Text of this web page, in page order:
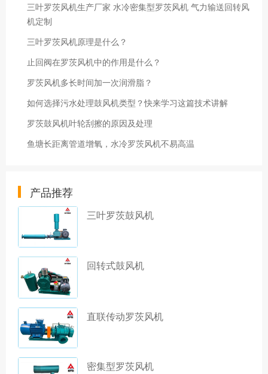
三叶罗茨风机生产厂家 水冷密集型罗茨风机 气力输送回转风
机定制
三叶罗茨风机原理是什么？
止回阀在罗茨风机中的作用是什么？
罗茨风机多长时间加一次润滑脂？
如何选择污水处理鼓风机类型？快来学习这篇技术讲解
罗茨鼓风机叶轮刮擦的原因及处理
鱼塘长距离管道增氧，水冷罗茨风机不易高温
产品推荐
三叶罗茨鼓风机
回转式鼓风机
直联传动罗茨风机
密集型罗茨风机